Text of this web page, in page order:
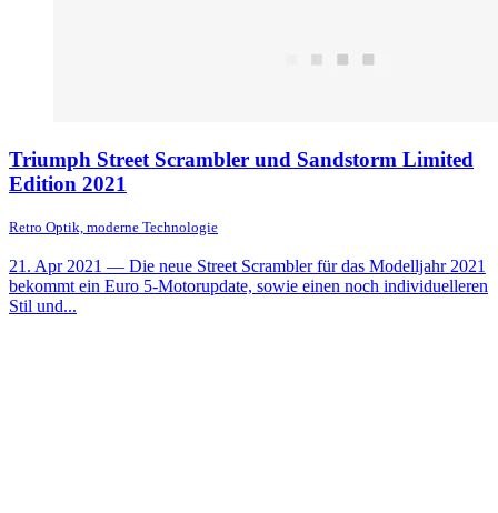
Triumph Street Scrambler und Sandstorm Limited
Edition 2021
Retro Optik, moderne Technologie
21. Apr 2021 — Die neue Street Scrambler für das Modelljahr 2021
bekommt ein Euro 5-Motorupdate, sowie einen noch individuelleren
Stil und...